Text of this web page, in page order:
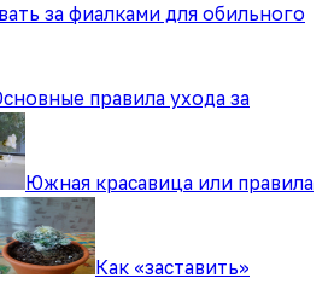
за фиалками для обильного
правила ухода за
Южная красавица или правила
Как «заставить»